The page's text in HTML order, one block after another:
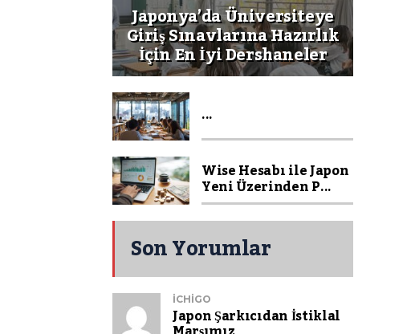
Japonya’da Üniversiteye
Giriş Sınavlarına Hazırlık
İçin En İyi Dershaneler
...
Wise Hesabı ile Japon
Yeni Üzerinden P...
Son Yorumlar
ICHIGO
Japon Şarkıcıdan İstiklal